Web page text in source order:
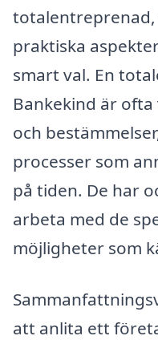
praktiska
smart val. En
Bankekind är
och
processer som
på tiden. De har
arbeta med de
möjligheter som
att anlita ett